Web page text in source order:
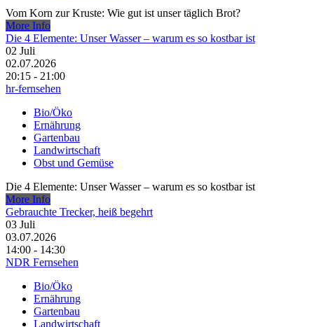
Vom Korn zur Kruste: Wie gut ist unser täglich Brot?
More Info
Die 4 Elemente: Unser Wasser – warum es so kostbar ist
02 Juli
02.07.2026
20:15 - 21:00
hr-fernsehen
Bio/Öko
Ernährung
Gartenbau
Landwirtschaft
Obst und Gemüse
Die 4 Elemente: Unser Wasser – warum es so kostbar ist
More Info
Gebrauchte Trecker, heiß begehrt
03 Juli
03.07.2026
14:00 - 14:30
NDR Fernsehen
Bio/Öko
Ernährung
Gartenbau
Landwirtschaft